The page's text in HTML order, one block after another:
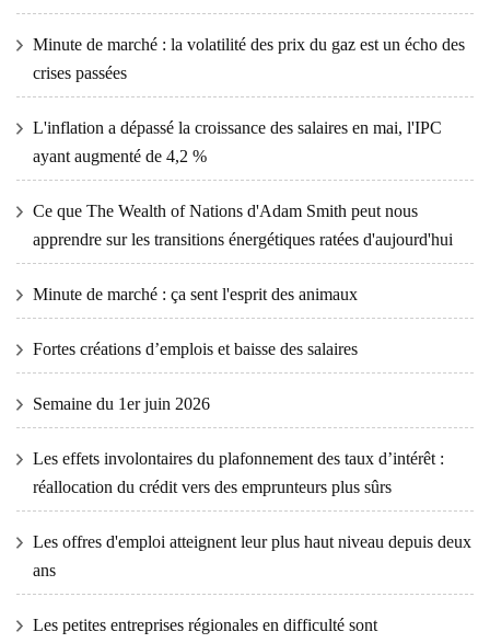
Minute de marché : la volatilité des prix du gaz est un écho des
crises passées
L'inflation a dépassé la croissance des salaires en mai, l'IPC
ayant augmenté de 4,2 %
Ce que The Wealth of Nations d'Adam Smith peut nous
apprendre sur les transitions énergétiques ratées d'aujourd'hui
Minute de marché : ça sent l'esprit des animaux
Fortes créations d’emplois et baisse des salaires
Semaine du 1er juin 2026
Les effets involontaires du plafonnement des taux d’intérêt :
réallocation du crédit vers des emprunteurs plus sûrs
Les offres d'emploi atteignent leur plus haut niveau depuis deux
ans
Les petites entreprises régionales en difficulté sont